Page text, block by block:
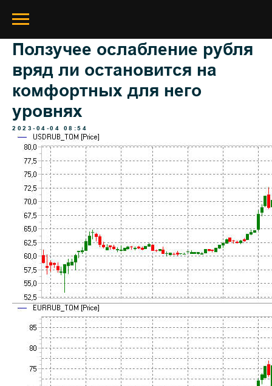
Ползучее ослабление рубля
вряд ли остановится на
комфортных для него
уровнях
2023-04-04 08:54